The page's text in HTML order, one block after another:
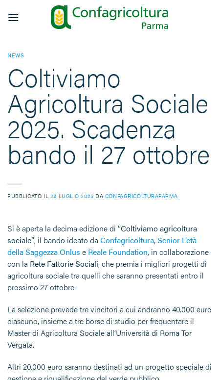
NEWS
Coltiviamo
Agricoltura Sociale
2025. Scadenza
bando il 27 ottobre
PUBBLICATO IL 23 LUGLIO 2025 DA CONFAGRICOLTURAPARMA
Si è aperta la decima edizione di “Coltiviamo agricoltura
sociale”, il bando ideato da Confagricoltura,Senior L’età
della Saggezza Onlus e Reale Foundation, in collaborazione
con la Rete Fattorie Sociali, che premia i migliori progetti di
agricoltura sociale tra quelli che saranno presentati entro il
prossimo 27 ottobre.
La selezione prevede tre vincitori a cui andranno 40.000 euro
ciascuno, insieme a tre borse di studio per frequentare il
Master di Agricoltura Sociale all’Università di Roma Tor
Vergata.
Altri 20.000 euro saranno destinati ad un progetto speciale di